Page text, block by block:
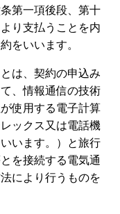
第一項後段、第十
り支払うことを内
をいいます。
は、契約の申込み
、情報通信の技術
使用する電子計算
ックス又は電話機
います。）と旅行
を接続する電気通
により行うものを